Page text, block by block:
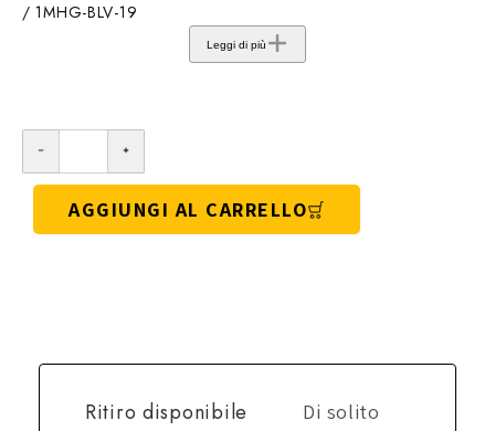
/ 1MHG-BLV-19
Leggi di più
AGGIUNGI AL CARRELLO
Ritiro disponibile
Di solito